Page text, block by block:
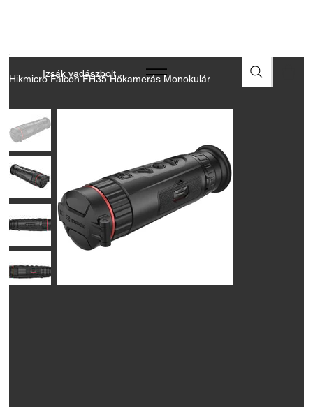
Izsák vadászbolt
Hikmicro Falcon FH35 Hőkamerás Monokulár